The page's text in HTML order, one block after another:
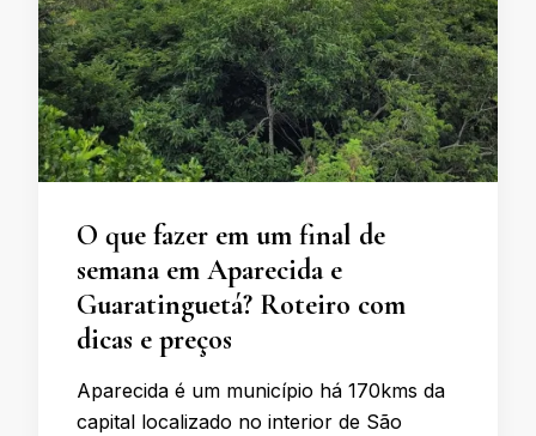
O que fazer em um final de
semana em Aparecida e
Guaratinguetá? Roteiro com
dicas e preços
Aparecida é um município há 170kms da
capital localizado no interior de São